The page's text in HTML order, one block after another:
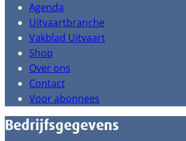
Agenda
Uitvaartbranche
Vakblad Uitvaart
Shop
Over ons
Contact
Voor abonnees
Bedrijfsgegevens